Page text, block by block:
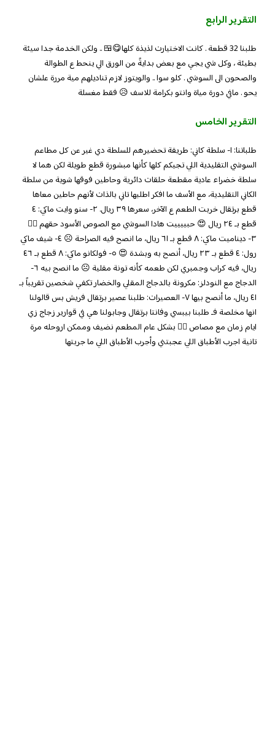
التقرير الرابع
طلبنا 32 قطعة . كانت الاختيارت لذيذة كلها😋🍱 .. ولكن الخدمة جدا سيئة
بطيئة ، وكل شي يجي مع بعض بدايةً من الورق الي ينحط ع الطوالة
والصحون الى السوشي . كلو سوا .. والويتوز لازم تناديلهم مية مررة علشان
يحو . مافي دورة مياة وانتو بكرامة للاسف 😥 فقط مغسلة
التقرير الخامس
طلباتنا: ١- سلطة كاني: طريقة تحضيرهم للسلطة دي غير عن كل مطاعم
السوشي التقليدية اللي تجيكم كلها كأنها مبشورة قطع طويلة لكن هما لا
سلطة خضراء عادية مقطعة حلقات دائرية وحاطين فوقها شوية من سلطة
الكاني التقليدية، مع الأسف ما افكر اطلبها تاني بالذات لأنهم حاطين معاها
قطع برتقال خربت الطعم ع الآخر، سعرها ٣٩ ريال. ٢- سنو وايت ماكي: ٤
قطع بـ ٢٤ ريال 😍 حبييييت هادا السوشي مع الصوص الأسود حقهم 👍🏻
٣- ديناميت ماكي: ٨ قطع بـ ٦١ ريال، ما انصح فيه الصراحة ☹️ ٤- شيف ماكي
رول: ٤ قطع بـ ٢٣ ريال، أنصح به وبشدة 😍 ٥- فولكانو ماكي: ٨ قطع بـ ٤٦
ريال، فيه كراب وجمبري لكن طعمه كأنه تونة مقلية ☹️ ما انصح بيه ٦-
الدجاج مع النودلز: مكرونة بالدجاج المقلي والخضار تكفي شخصين تقريباً بـ
٤١ ريال، ما أنصح بيها ٧- العصيرات: طلبنا عصير برتقال فريش بس قالولنا
انها مخلصة فـ طلبنا بيبسي وفانتا برتقال وجابولنا هي في قوارير زجاج زي
ايام زمان مع مصاص 👍🏻 بشكل عام المطعم نضيف وممكن اروحله مرة
تانية اجرب الأطباق اللي عجبتني وأجرب الأطباق اللي ما جربتها